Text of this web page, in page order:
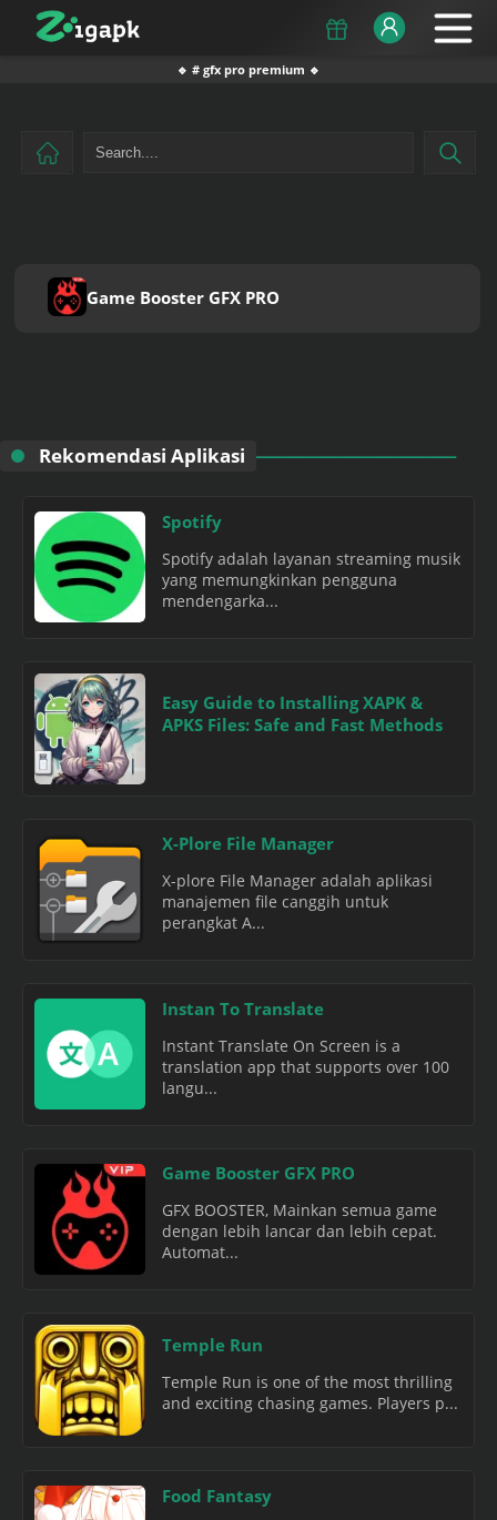
🔹 # gfx pro premium 🔹
Game Booster GFX PRO
Rekomendasi Aplikasi
Spotify
Spotify adalah layanan streaming musik
yang memungkinkan pengguna
mendengarka...
Easy Guide to Installing XAPK &
APKS Files: Safe and Fast Methods
X-Plore File Manager
X-plore File Manager adalah aplikasi
manajemen file canggih untuk
perangkat A...
Instan To Translate
Instant Translate On Screen is a
translation app that supports over 100
langu...
Game Booster GFX PRO
GFX BOOSTER, Mainkan semua game
dengan lebih lancar dan lebih cepat.
Automat...
Temple Run
Temple Run is one of the most thrilling
and exciting chasing games. Players p...
Food Fantasy